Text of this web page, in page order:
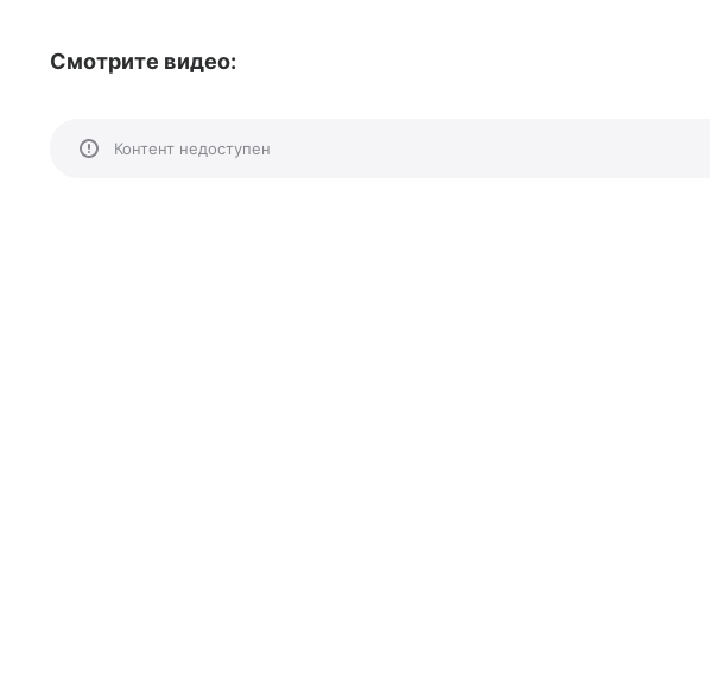
Смотрите видео:
Контент недоступен